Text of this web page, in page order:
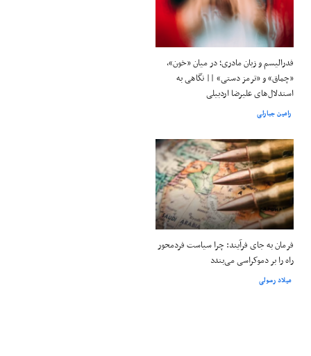
فدرالیسم و زبان مادری؛ در میان «خون»،
«چماق» و «ترمز دستی» || نگاهی به
استدلال‌های علیرضا اردبیلی
رامین جبارلی
فرمان به جای فرآیند: چرا سیاست فردمحور
راه را بر دموکراسی می‌بندد
میلاد رسولی